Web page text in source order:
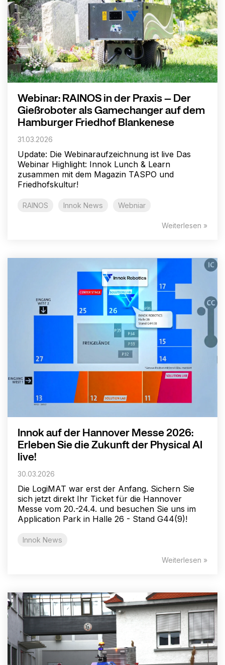
Webinar: RAINOS in der Praxis – Der
Gießroboter als Gamechanger auf dem
Hamburger Friedhof Blankenese
31.03.2026
Update: Die Webinaraufzeichnung ist live Das
Webinar Highlight: Innok Lunch & Learn
zusammen mit dem Magazin TASPO und
Friedhofskultur!
RAINOS Innok News Webniar
Weiterlesen »
Innok auf der Hannover Messe 2026:
Erleben Sie die Zukunft der Physical AI
live!
30.03.2026
Die LogiMAT war erst der Anfang. Sichern Sie
sich jetzt direkt Ihr Ticket für die Hannover
Messe vom 20.-24.4. und besuchen Sie uns im
Application Park in Halle 26 - Stand G44(9)!
Innok News
Weiterlesen »